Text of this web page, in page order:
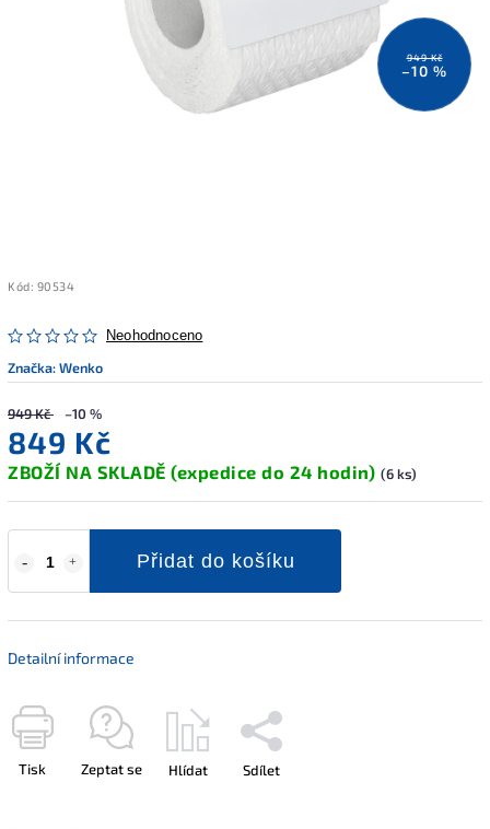
949 Kč
–10 %
Kód: 90534
Neohodnoceno
Značka:Wenko
949 Kč –10 %
849 Kč
ZBOŽÍ NA SKLADĚ (expedice do 24 hodin) (6 ks)
Přidat do košíku
Detailní informace
Tisk Zeptat se Hlídat Sdílet